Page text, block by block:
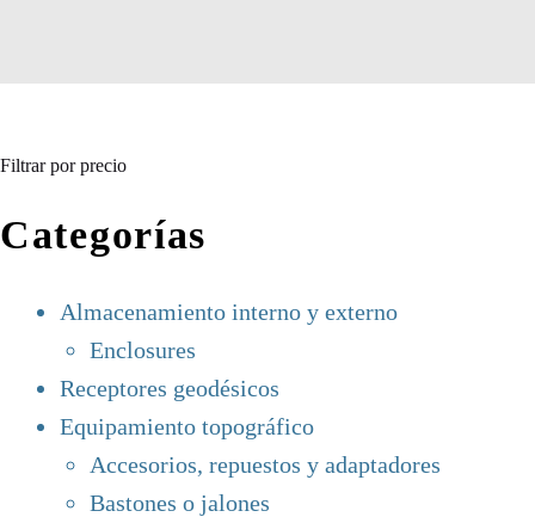
Filtrar por precio
Categorías
Almacenamiento interno y externo
Enclosures
Receptores geodésicos
Equipamiento topográfico
Accesorios, repuestos y adaptadores
Bastones o jalones